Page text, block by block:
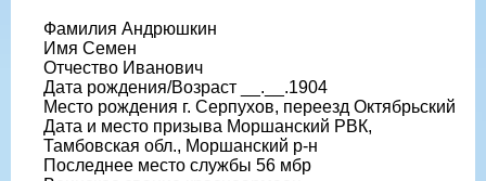
Фамилия Андрюшкин
Имя Семен
Отчество Иванович
Дата рождения/Возраст __.__.1904
Место рождения г. Серпухов, переезд Октябрьский
Дата и место призыва Моршанский РВК,
Тамбовская обл., Моршанский р-н
Последнее место службы 56 мбр